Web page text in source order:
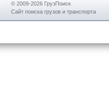
© 2009-2026 ГрузПоиск
Сайт поиска грузов и транспорта